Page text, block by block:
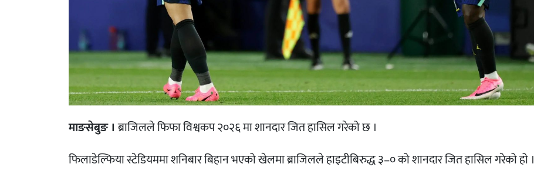
माङसेबुङ ।ब्राजिलले फिफा विश्वकप २०२६ मा शानदार जित हासिल गरेको छ ।
फिलाडेल्फिया स्टेडियममा शनिबार बिहान भएको खेलमा ब्राजिलले हाइटीबिरुद्ध ३–० को शानदार जित हासिल गरेको हो ।